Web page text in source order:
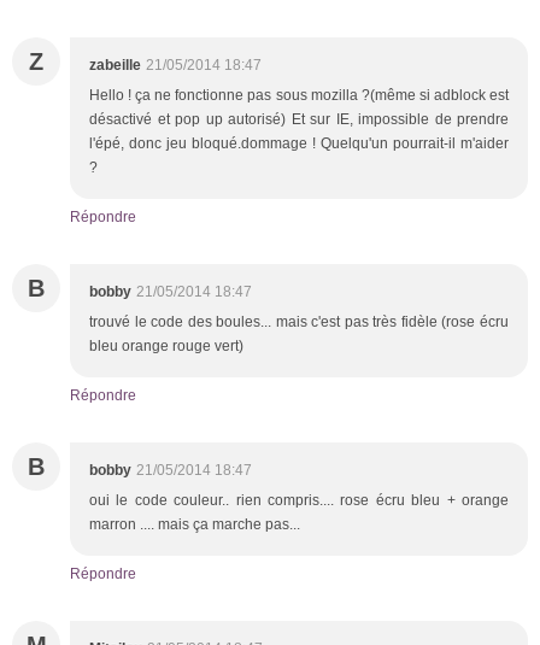
Z zabeille 21/05/2014 18:47
Hello ! ça ne fonctionne pas sous mozilla ?(même si adblock est
désactivé et pop up autorisé) Et sur IE, impossible de prendre
l'épé, donc jeu bloqué.dommage ! Quelqu'un pourrait-il m'aider
?
Répondre
B bobby 21/05/2014 18:47
trouvé le code des boules... mais c'est pas très fidèle (rose écru
bleu orange rouge vert)
Répondre
B bobby 21/05/2014 18:47
oui le code couleur.. rien compris.... rose écru bleu + orange
marron .... mais ça marche pas...
Répondre